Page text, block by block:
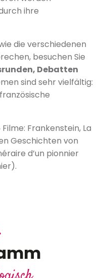
ihre
die verschiedenen
besuchen Sie
Debatten
sind sehr vielfältig:
Filme: Frankenstein, La
Geschichten von
d’un pionnier